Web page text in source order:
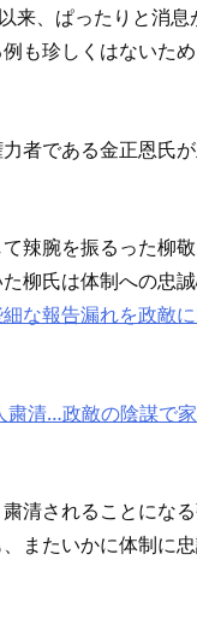
来、ぱったりと消
も珍しくはないた
者である金正恩氏
辣腕を振るった柳
柳氏は体制への忠
な報告漏れを政敵
清…政敵の陰謀で
清されることにな
またいかに体制に